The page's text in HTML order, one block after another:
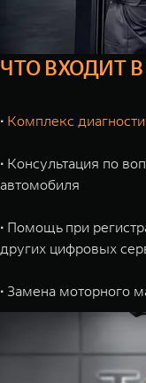
ЧТО ВХОДИТ
∙ Комплекс
∙ Консультация по
автомобиля
∙ Помощь при
других цифровых
∙ Замена моторного